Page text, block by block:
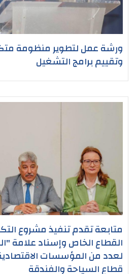
ورشة عمل لتطوير منظومة
وتقييم برامج التشغيل
متابعة تقدم تنفيذ مشروع
القطاع الخاص وإسناد علامة
لعدد من المؤسسات
قطاع السياحة والفندقة